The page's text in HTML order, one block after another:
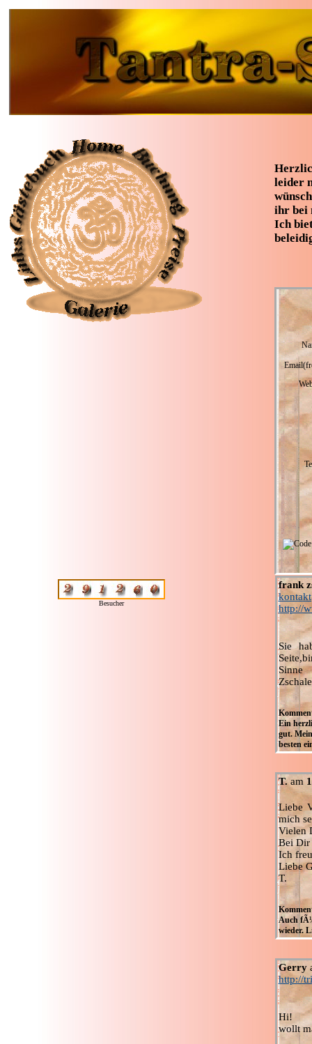
Besucher
leider
ihr bei
Ich
frank
http://
Sie
Ein
gut.
besten
T.am
Liebe
mich
Vielen
Bei Dir
Ich
Liebe
T.
Auch
wieder.
Gerry
http://
Hi!
wollt